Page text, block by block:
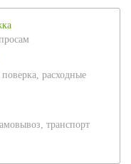
расходные
транспорт